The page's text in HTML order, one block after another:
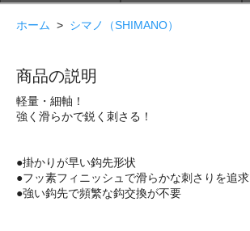
ホーム > シマノ（SHIMANO）
商品の説明
軽量・細軸！
強く滑らかで鋭く刺さる！
●掛かりが早い鈎先形状
●フッ素フィニッシュで滑らかな刺さりを追求
●強い鈎先で頻繁な鈎交換が不要